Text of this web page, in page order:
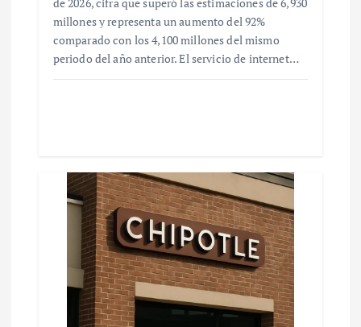
millones y representa un aumento del 92%
comparado con los 4,100 millones del mismo
periodo del año anterior. El servicio de internet…